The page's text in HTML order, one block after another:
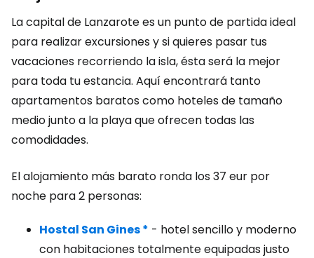
La capital de Lanzarote es un punto de partida ideal
para realizar excursiones y si quieres pasar tus
vacaciones recorriendo la isla, ésta será la mejor
para toda tu estancia. Aquí encontrará tanto
apartamentos baratos como hoteles de tamaño
medio junto a la playa que ofrecen todas las
comodidades.
El alojamiento más barato ronda los 37 eur por
noche para 2 personas:
Hostal San Gines * - hotel sencillo y moderno
con habitaciones totalmente equipadas justo